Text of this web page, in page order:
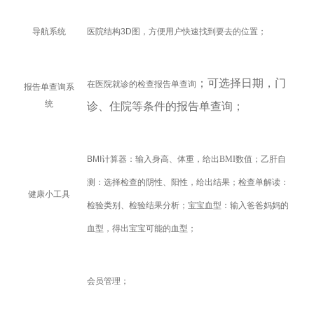
导航系统 医院结构3D 图，方便用户快速找到要去的位置；
报告单查询系
统
在医院就诊的检查报告单查询 ；可选择日期，门
诊、住院等条件的报告单查询；
健康小工具
BMI计算器：输入身高、体重，给出BMI数值；乙肝自
测：选择检查的阴性、阳性，给出结果；检查单解读：
检验类别、检验结果分析；宝宝血型：输入爸爸妈妈的
血型，得出宝宝可能的血型；
会员管理；